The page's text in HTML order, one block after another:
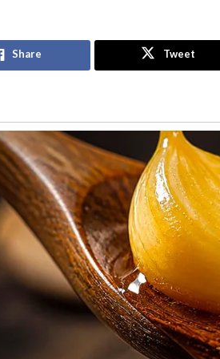
പോലീസ് കയ്യേറ്റം
പി.ഡി.പി.
കർ കേസ്: തെളിവ്
ഫോണിന്റെ പൂർണ്ണ
എന്നിവ കാണാനുള്ള
വരുന്ന ബാങ്ക് ഒടിപികൾ
അക്കൗണ്ടിലുള്ള പണം
wedding invitation cyber scam
Share Tweet